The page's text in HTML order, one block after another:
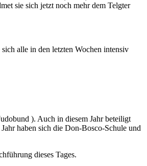
sie sich jetzt noch mehr dem Telgter
alle in den letzten Wochen intensiv
). Auch in diesem Jahr beteiligt
haben sich die Don-Bosco-Schule und
dieses Tages.